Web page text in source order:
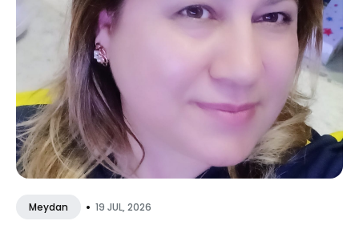
Meydan • 19 JUL, 2026